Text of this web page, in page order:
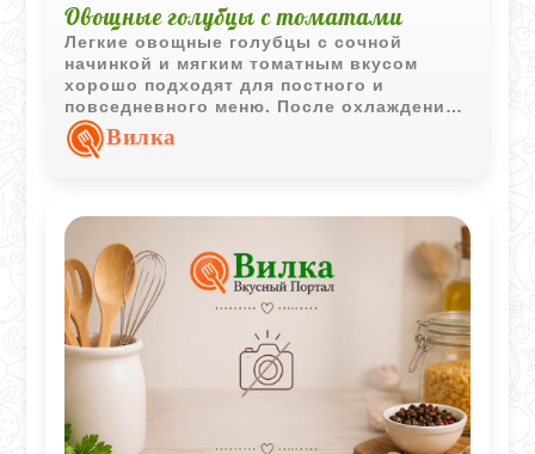
Овощные голубцы с томатами
Легкие овощные голубцы с сочной
начинкой и мягким томатным вкусом
хорошо подходят для постного и
повседневного меню. После охлаждения
блюдо становится еще насыщеннее и
ароматнее.
Вилка